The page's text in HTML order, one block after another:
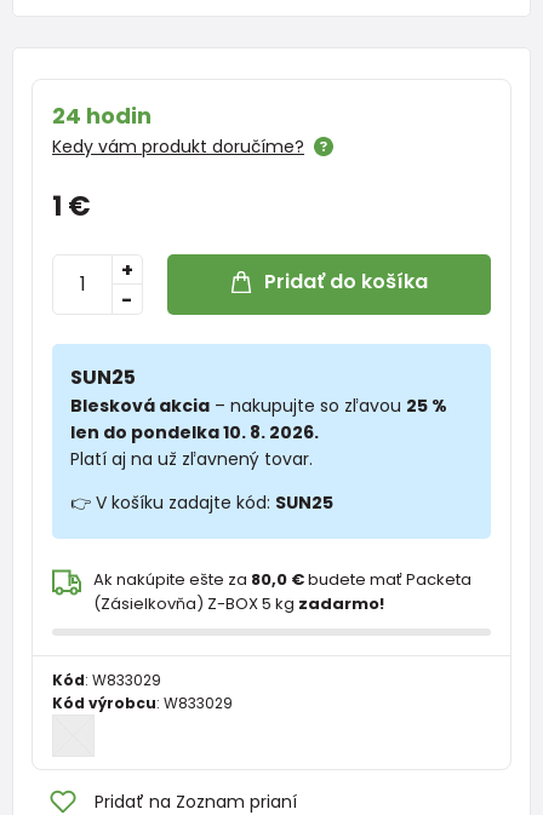
24 hodin
Kedy vám produkt doručíme?
1 €
-
+ Pridať do košíka
SUN25
Blesková akcia – nakupujte so zľavou 25 %
len do pondelka 10. 8. 2026.
Platí aj na už zľavnený tovar.
👉 V košíku zadajte kód: SUN25
Ak nakúpite ešte za 80,0 €budete mať Packeta
(Zásielkovňa) Z-BOX 5 kg zadarmo!
Kód: W833029
Kód výrobcu: W833029
Pridať na Zoznam prianí